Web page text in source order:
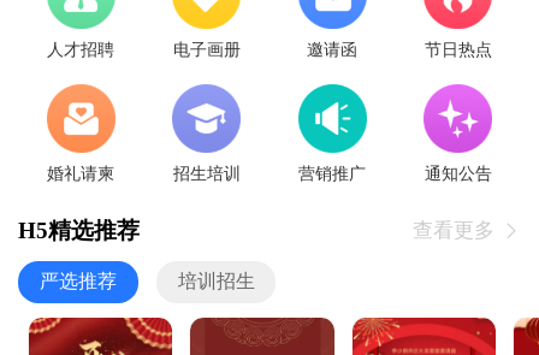
人才招聘 电子画册 邀请函 节日热点
婚礼请柬 招生培训 营销推广 通知公告
H5精选推荐 查看更多 
严选推荐 培训招生